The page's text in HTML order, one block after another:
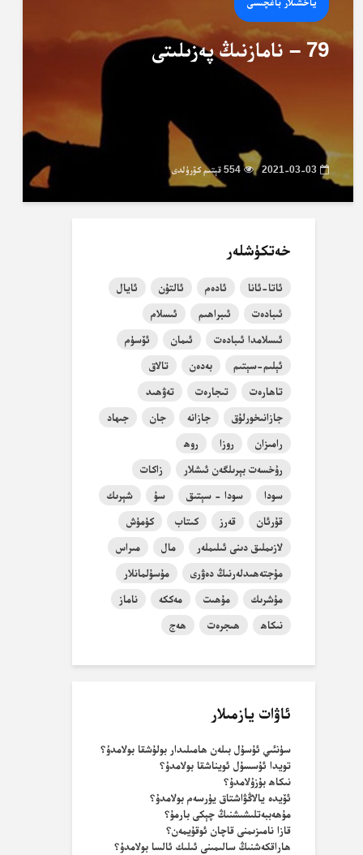
79 – نامازنىڭ پەزىلىتى
2021-03-03 554 قېتىم كۆرۈلدى
خەتكۈشلەر
ئاتا-ئانا ئادەم ئالتۇن
ئايال
ئىبادەت
ئىبراھىم
ئىسلام
ئىسلامدا ئىبادەت
ئىمان
ئۆسۈم
ئېلىم-سېتىم
بەدەن
تالاق
تاھارەت
تىجارەت
تەۋھىد
جازانىخورلۇق
جازانە جان
جىھاد
رامىزان
روزا
روھ
رۇخسەت بېرىلگەن ئىشلار
زاكات
سودا
سودا - سېتىق سۇ
شېرىك
قۇرئان
قەرز كىتاب
كۈمۈش
لازىملىق دىنى ئىلىملەر
مال
مىراس
مۇجتەھىدلەرنىڭ دەۋرى
مۇسۇلمانلار
مۇشرىك
مۇھىت مەككە
ناماز
نىكاھ
ھىجرەت ھەج
ئاۋات يازمىلار
سۈنئىي ئۇسۇل بىلەن ھامىلىدار بولۇشقا بولامدۇ؟
تويدا ئۇسسۇل ئويناشقا بولامدۇ؟
نىكاھ بۇزۇلامدۇ؟
ئۆيدە يالاڭۋاشتاق يۈرسەم بولامدۇ؟
مۇھەببەتلىشىشنىڭ چېكى بارمۇ؟
قازا نامىزىمنى قاچان ئوقۇيمەن؟
ھاراقكەشنىڭ سالىمىنى ئىلىك ئالسا بولامدۇ؟